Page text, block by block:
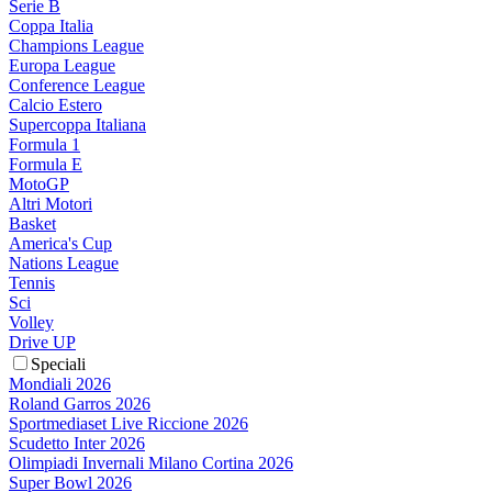
Serie B
Coppa Italia
Champions League
Europa League
Conference League
Calcio Estero
Supercoppa Italiana
Formula 1
Formula E
MotoGP
Altri Motori
Basket
America's Cup
Nations League
Tennis
Sci
Volley
Drive UP
Speciali
Mondiali 2026
Roland Garros 2026
Sportmediaset Live Riccione 2026
Scudetto Inter 2026
Olimpiadi Invernali Milano Cortina 2026
Super Bowl 2026